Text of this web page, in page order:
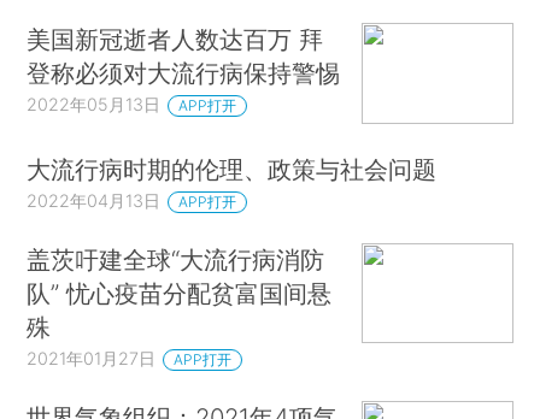
美国新冠逝者人数达百万 拜
登称必须对大流行病保持警惕
2022年05月13日 APP打开
大流行病时期的伦理、政策与社会问题
2022年04月13日 APP打开
盖茨吁建全球“大流行病消防
队” 忧心疫苗分配贫富国间悬
殊
2021年01月27日 APP打开